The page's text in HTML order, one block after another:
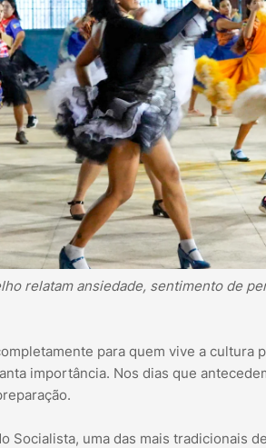
relatam ansiedade, sentimento de
para quem vive a cultura
importância. Nos dias que
Socialista, uma das mais tradicionais